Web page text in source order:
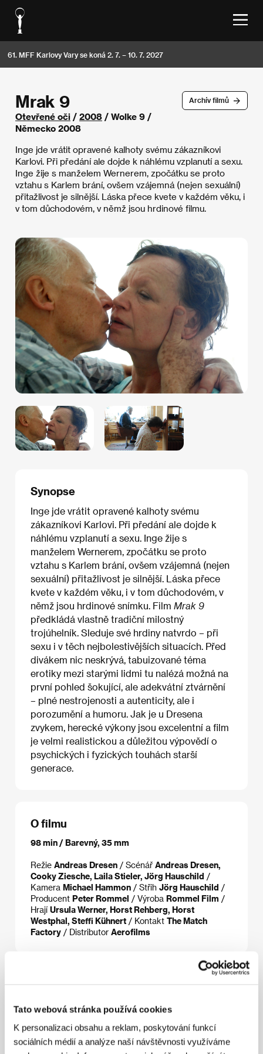
Tato webová stránka používá cookies
K personalizaci obsahu a reklam, poskytování funkcí
sociálních médií a analýze naší návštěvnosti využíváme
61. MFF Karlovy Vary se koná 2. 7. – 10. 7. 2027
Archív filmů
Mrak 9
Otevřené oči / 2008 / Wolke 9 /
Německo 2008
Inge jde vrátit opravené kalhoty svému zákazníkovi
Karlovi. Při předání ale dojde k náhlému vzplanutí a sexu.
Inge žije s manželem Wernerem, zpočátku se proto
vztahu s Karlem brání, ovšem vzájemná (nejen sexuální)
přitažlivost je silnější. Láska přece kvete v každém věku, i
v tom důchodovém, v němž jsou hrdinové filmu.
Synopse
Inge jde vrátit opravené kalhoty svému
zákazníkovi Karlovi. Při předání ale dojde k
náhlému vzplanutí a sexu. Inge žije s
manželem Wernerem, zpočátku se proto
vztahu s Karlem brání, ovšem vzájemná (nejen
sexuální) přitažlivost je silnější. Láska přece
kvete v každém věku, i v tom důchodovém, v
němž jsou hrdinové snímku. Film Mrak 9
předkládá vlastně tradiční milostný
trojúhelník. Sleduje své hrdiny natvrdo – při
sexu i v těch nejbolestivějších situacích. Před
divákem nic neskrývá, tabuizované téma
erotiky mezi starými lidmi tu nalézá možná na
první pohled šokující, ale adekvátní ztvárnění
– plné nestrojenosti a autenticity, ale i
porozumění a humoru. Jak je u Dresena
zvykem, herecké výkony jsou excelentní a film
je velmi realistickou a důležitou výpovědí o
psychických i fyzických touhách starší
generace.
O filmu
98 min / Barevný, 35 mm
Režie Andreas Dresen / Scénář Andreas Dresen,
Cooky Ziesche, Laila Stieler, Jörg Hauschild /
Kamera Michael Hammon / Střih Jörg Hauschild /
Producent Peter Rommel / Výroba Rommel Film /
Hrají Ursula Werner, Horst Rehberg, Horst
Westphal, Steffi Kühnert / Kontakt The Match
Factory / Distributor Aerofilms